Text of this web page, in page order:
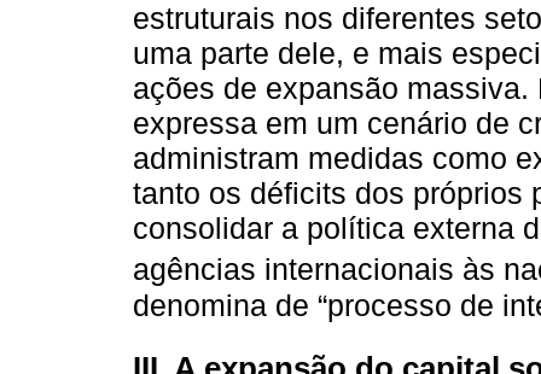
estruturais nos diferentes
uma parte dele, e mais
ações de expansão
expressa em um cenário de
administram medidas como
tanto os déficits dos próprios
consolidar a política externa
agências internacionais às
denomina de “processo de